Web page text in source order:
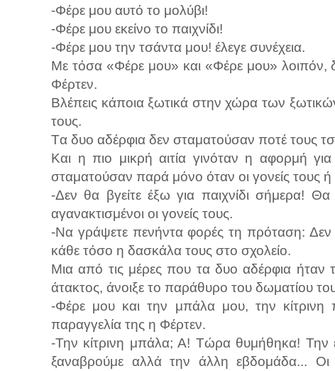
-Φέρε μου αυτό το μολύβι!
-Φέρε μου εκείνο το παιχνίδι!
-Φέρε μου την τσάντα μου! έλεγε συνέχεια.
Με τόσα «Φέρε μου» και «Φέρε μου» λοιπόν,
Φέρτεν.
Βλέπεις κάποια ξωτικά στην χώρα των
τους.
Tα δυο αδέρφια δεν σταματούσαν ποτέ τους
Και η πιο μικρή αιτία γινόταν η αφορμή
σταματούσαν παρά μόνο όταν οι γονείς τους
-Δεν θα βγείτε έξω για παιχνίδι σήμερα! Θα
αγανακτισμένοι οι γονείς τους.
-Να γράψετε πενήντα φορές τη πρόταση:
κάθε τόσο η δασκάλα τους στο σχολείο.
Μια από τις μέρες που τα δυο αδέρφια ήταν
άτακτος, άνοιξε το παράθυρο του δωματίου
-Φέρε μου και την μπάλα μου, την
παραγγελία της η Φέρτεν.
-Την κίτρινη μπάλα; Α! Τώρα θυμήθηκα!
ξαναβρούμε αλλά την άλλη εβδομάδα...